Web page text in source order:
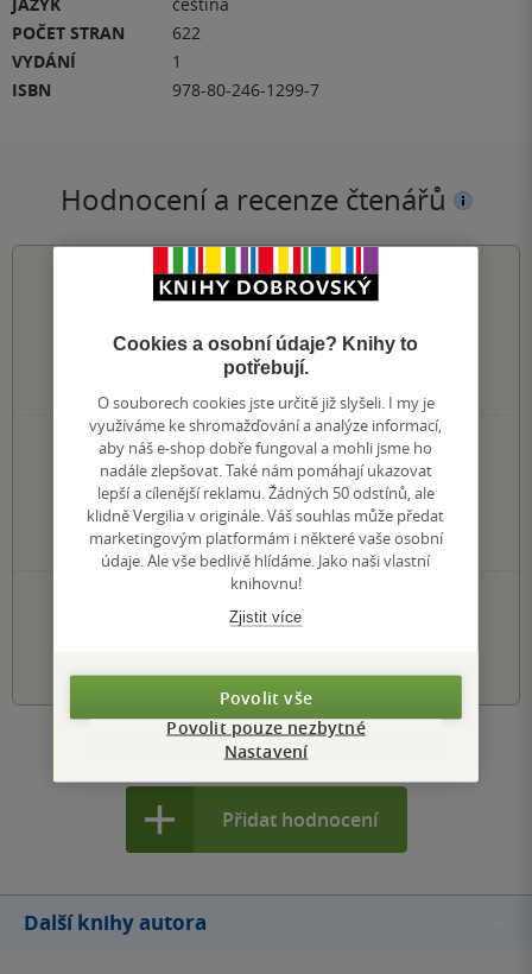
POČET STRAN
622
VYDÁNÍ
1
ISBN
978-80-246-1299-7
Hodnocení a recenze čtenářů
0.0z5
hodnocení čtenářů
0×
5 hvězdiček
0×
4 hvězdičky
0×
3 hvězdičky
0×
2 hvězdičky
0×
1 hvezdička
Zobrazit všechna hodnocení
Přidat hodnocení
Další knihy autora
Cookies a osobní údaje? Knihy to
potřebují.
O souborech cookies jste určitě již slyšeli. I my je
využíváme ke shromažďování a analýze informací,
aby náš e-shop dobře fungoval a mohli jsme ho
nadále zlepšovat. Také nám pomáhají ukazovat
lepší a cílenější reklamu. Žádných 50 odstínů, ale
klidně Vergilia v originále. Váš souhlas může předat
marketingovým platformám i některé vaše osobní
údaje. Ale vše bedlivě hlídáme. Jako naši vlastní
knihovnu!
Zjistit více
Povolit vše
Povolit pouze nezbytné
Nastavení